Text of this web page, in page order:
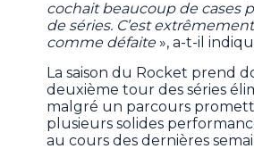
cochait beaucoup de cases
de séries. C’est
comme défaite», a-t-il
La saison du Rocket prend
deuxième tour des séries
malgré un parcours
plusieurs solides
au cours des dernières